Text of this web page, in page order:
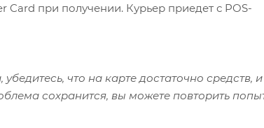
Card при получении. Курьер приедет с POS-
что на карте достаточно средств, и
сохранится, вы можете повторить